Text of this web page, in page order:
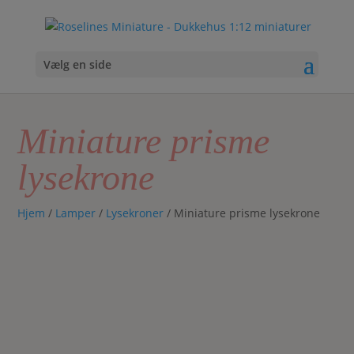
Vælg en side
Miniature prisme
lysekrone
Hjem / Lamper / Lysekroner / Miniature prisme lysekrone